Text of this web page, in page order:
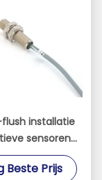
installatie
sensoren
kabel PBT
3mm
Beste Prijs